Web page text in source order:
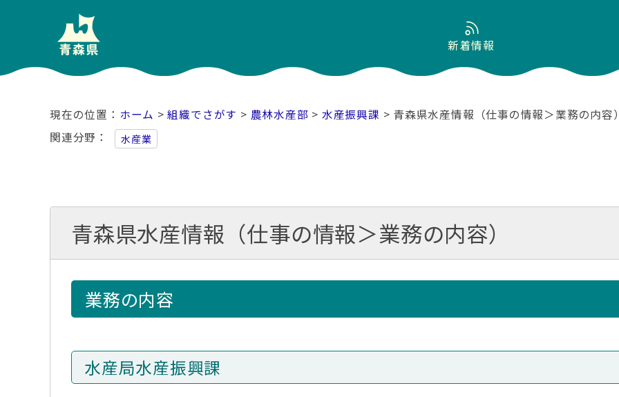
新着情報
ホーム >組織でさがす > 農林水産部 > 水産振興課 > 青森県水産情報（仕事の情報＞業務の内容）
関連分野
水産業
青森県水産情報（仕事の情報＞業務の内容）
業務の内容
水産局水産振興課